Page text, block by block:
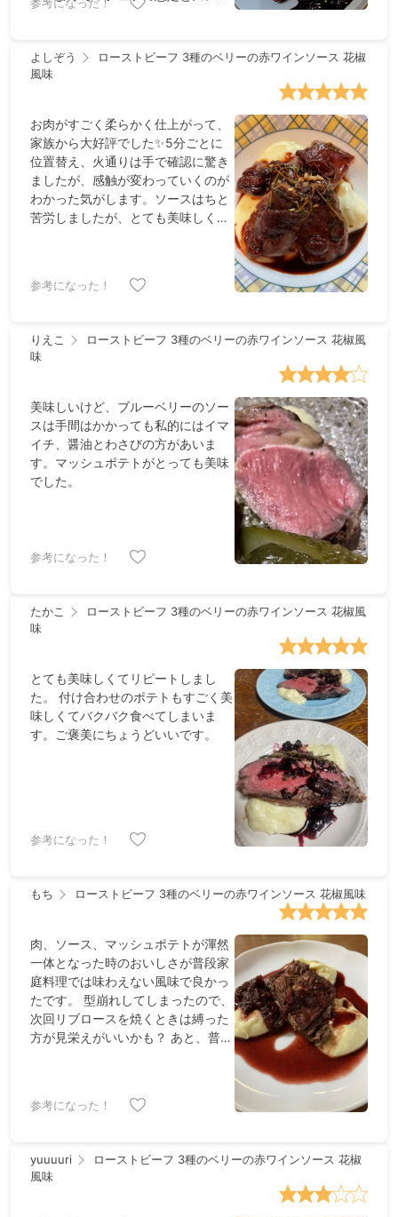
あるかもしれません。 ・味が立体的
み，ベリーの華やかな香りと酸味，
花椒の柑橘のような爽やかな香り，
だと感じました。 ・マッシュポテ
ト，肉，ソースを合わせた時の一体
感もさすがです。リッチなマッシュ
ポテトは重たくなるかな？と思った
のですが，ソースが軽めなので，う
まくバランスが取れていました。 ・
ことですが，主観的感覚に自信がな
いので，調理用温度計で測った場合
してもらえると嬉しいです。今回は
やや火が入りすぎた気がしますが，
まくいった）。 ・2回ともソースが
余ったので，今回は冷凍してみまし
た。冷凍で味があまり落ちなけれ
ば，3回目を作る時は肉とマッシュ
ポテトを用意すればいいので，楽か
よしぞう
ローストビーフ 3種のベリーの赤ワインソース 花椒
風味
お肉がすごく柔らかく仕上がって、
家族から大好評でした✨5分ごとに
位置替え、火通りは手で確認に驚き
ましたが、感触が変わっていくのが
わかった気がします。ソースはちと
苦労しましたが、とても美味しくて
になりますね。繰り返し確認できる
参考になった！
りえこ
ローストビーフ 3種のベリーの赤ワインソース 花椒風
味
美味しいけど、ブルーベリーのソー
スは手間はかかっても私的にはイマ
イチ、醤油とわさびの方があいま
す。マッシュポテトがとっても美味
でした。
参考になった！
たかこ
ローストビーフ 3種のベリーの赤ワインソース 花椒風
味
とても美味しくてリピートしまし
た。 付け合わせのポテトもすごく美
味しくてバクバク食べてしまいま
す。ご褒美にちょうどいいです。
参考になった！
もち ローストビーフ 3種のベリーの赤ワインソース 花椒風味
肉、ソース、マッシュポテトが渾然
一体となった時のおいしさが普段家
庭料理では味わえない風味で良かっ
たです。 型崩れしてしまったので、
次回リブロースを焼くときは縛った
方が見栄えがいいかも？ あと、普段
がおいしくいただけると思います。
参考になった！
yuuuuri
ローストビーフ 3種のベリーの赤ワインソース 花椒
風味